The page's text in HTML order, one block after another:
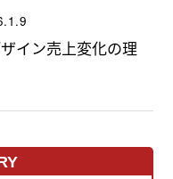
イン売上変化の理